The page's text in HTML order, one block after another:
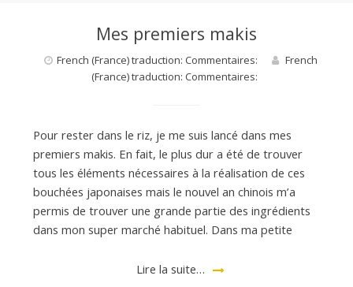
Mes premiers makis
French (France) traduction: Commentaires:
French
(France) traduction: Commentaires:
Pour rester dans le riz, je me suis lancé dans mes
premiers makis. En fait, le plus dur a été de trouver
tous les éléments nécessaires à la réalisation de ces
bouchées japonaises mais le nouvel an chinois m’a
permis de trouver une grande partie des ingrédients
dans mon super marché habituel. Dans ma petite
Lire la suite…